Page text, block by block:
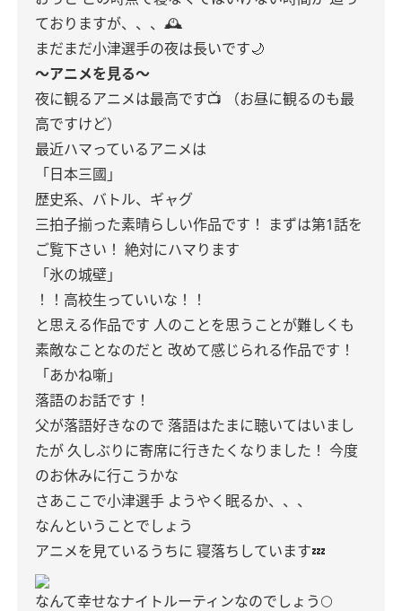
ておりますが、、、🕰️
まだまだ小津選手の夜は長いです🌙
〜アニメを見る〜
夜に観るアニメは最高です📺
（お昼に観るのも最
高ですけど）
最近ハマっているアニメは
「日本三國」
歴史系、バトル、ギャグ
三拍子揃った素晴らしい作品です！
まずは第1話を
ご覧下さい！ 絶対にハマります
「氷の城壁」
！！高校生っていいな！！
と思える作品です 人のことを思うことが難しくも
素敵なことなのだと 改めて感じられる作品です！
「あかね噺」
落語のお話です！
父が落語好きなので 落語はたまに聴いてはいまし
たが久しぶりに寄席に行きたくなりました！ 今度
のお休みに行こうかな
さあここで小津選手 ようやく眠るか、、、
なんということでしょう
アニメを見ているうちに 寝落ちしています💤
なんて幸せなナイトルーティンなのでしょう🌕